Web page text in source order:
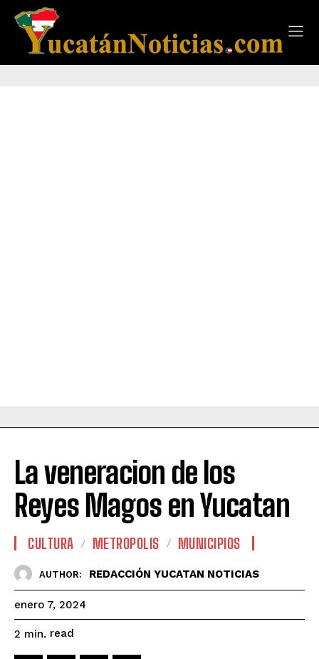
La veneracion de los
Reyes Magos en Yucatan
CULTURA METROPOLIS MUNICIPIOS
AUTHOR: REDACCIÓN YUCATAN NOTICIAS
enero 7, 2024
2 min. read